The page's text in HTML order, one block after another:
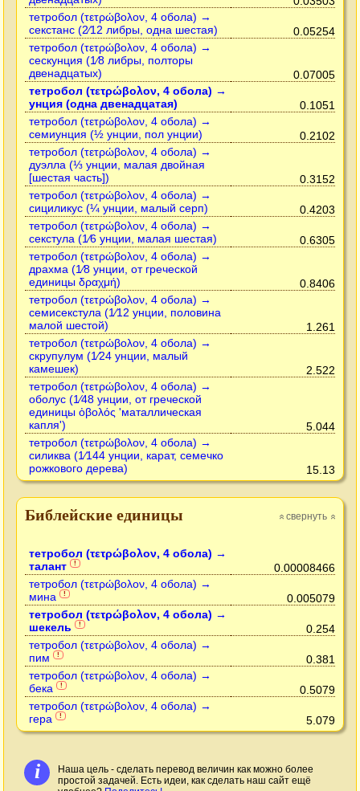
тетробол (τετρώβολον, 4 обола) →
секстанс (2⁄12 либры, одна шестая)
0.05254
тетробол (τετρώβολον, 4 обола) →
сескунция (1⁄8 либры, полторы
двенадцатых)
0.07005
тетробол (τετρώβολον, 4 обола) →
унция (одна двенадцатая)
0.1051
тетробол (τετρώβολον, 4 обола) →
семиунция (½ унции, пол унции)
0.2102
тетробол (τετρώβολον, 4 обола) →
дуэлла (⅓ унции, малая двойная
[шестая часть])
0.3152
тетробол (τετρώβολον, 4 обола) →
сициликус (¼ унции, малый серп)
0.4203
тетробол (τετρώβολον, 4 обола) →
секстула (1⁄6 унции, малая шестая)
0.6305
тетробол (τετρώβολον, 4 обола) →
драхма (1⁄8 унции, от греческой
единицы δραχμή)
0.8406
тетробол (τετρώβολον, 4 обола) →
семисекстула (1⁄12 унции, половина
малой шестой)
1.261
тетробол (τετρώβολον, 4 обола) →
скрупулум (1⁄24 унции, малый
камешек)
2.522
тетробол (τετρώβολον, 4 обола) →
оболус (1⁄48 унции, от греческой
единицы ὀβολός 'маталлическая
капля')
5.044
тетробол (τετρώβολον, 4 обола) →
силиква (1⁄144 унции, карат, семечко
рожкового дерева)
15.13
»свернуть»
Библейские единицы
тетробол (τετρώβολον, 4 обола) →
талант
!
0.00008466
тетробол (τετρώβολον, 4 обола) →
мина
!
0.005079
тетробол (τετρώβολον, 4 обола) →
шекель
!
0.254
тетробол (τετρώβολον, 4 обола) →
пим
!
0.381
тетробол (τετρώβολον, 4 обола) →
бека
!
0.5079
тетробол (τετρώβολον, 4 обола) →
гера
! 5.079
i
Наша цель - сделать перевод величин как можно более
простой задачей. Есть идеи, как сделать наш сайт ещё